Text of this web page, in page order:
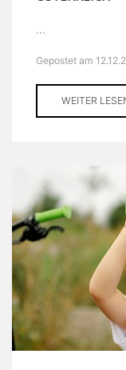
...
Gepostet am
WEITER